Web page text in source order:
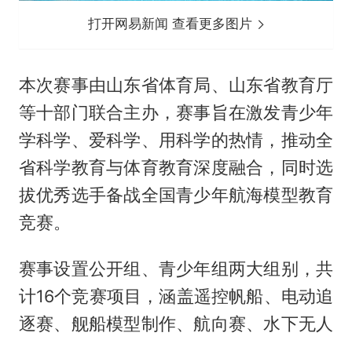
打开网易新闻 查看更多图片
本次赛事由山东省体育局、山东省教育厅
等十部门联合主办，赛事旨在激发青少年
学科学、爱科学、用科学的热情，推动全
省科学教育与体育教育深度融合，同时选
拔优秀选手备战全国青少年航海模型教育
竞赛。
赛事设置公开组、青少年组两大组别，共
计16个竞赛项目，涵盖遥控帆船、电动追
逐赛、舰船模型制作、航向赛、水下无人